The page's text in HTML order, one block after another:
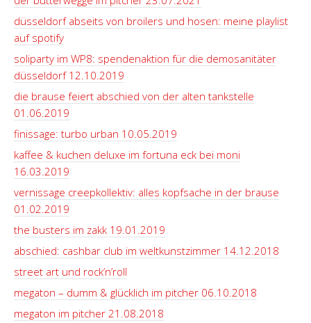
düsseldorf abseits von broilers und hosen: meine playlist
auf spotify
soliparty im WP8: spendenaktion für die demosanitäter
düsseldorf 12.10.2019
die brause feiert abschied von der alten tankstelle
01.06.2019
finissage: turbo urban 10.05.2019
kaffee & kuchen deluxe im fortuna eck bei moni
16.03.2019
vernissage creepkollektiv: alles kopfsache in der brause
01.02.2019
the busters im zakk 19.01.2019
abschied: cashbar club im weltkunstzimmer 14.12.2018
street art und rock’n’roll
megaton – dumm & glücklich im pitcher 06.10.2018
megaton im pitcher 21.08.2018